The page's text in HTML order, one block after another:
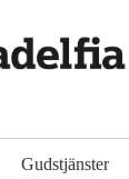
Gudstjänster